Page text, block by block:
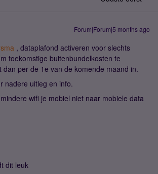
Forum|Forum|5 months ago
, dataplafond activeren voor slechts
toekomstige buitenbundelkosten te
dan per de 1e van de komende maand in.
nadere uitleg en info.
wifi je mobiel niet naar mobiele data
dit leuk